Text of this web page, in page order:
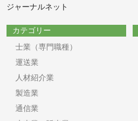
ジャーナルネット
カテゴリー
士業（専門職種）
運送業
人材紹介業
製造業
通信業